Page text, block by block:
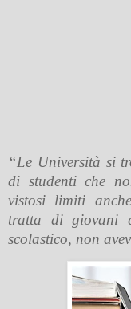
“Le Università si
di studenti che
vistosi limiti
tratta di giovani
scolastico, non